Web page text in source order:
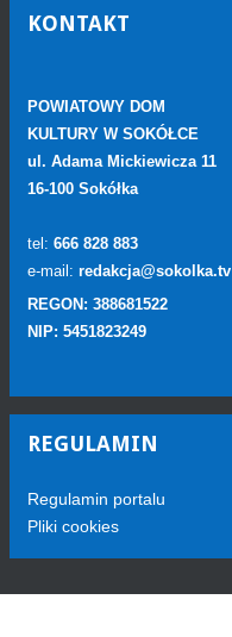
KONTAKT
POWIATOWY DOM
KULTURY W SOKÓŁCE
ul. Adama Mickiewicza 11
16-100 Sokółka
tel: 666 828 883
e-mail: redakcja@sokolka.tv
REGON: 388681522
NIP: 5451823249
REGULAMIN
Regulamin portalu
Pliki cookies